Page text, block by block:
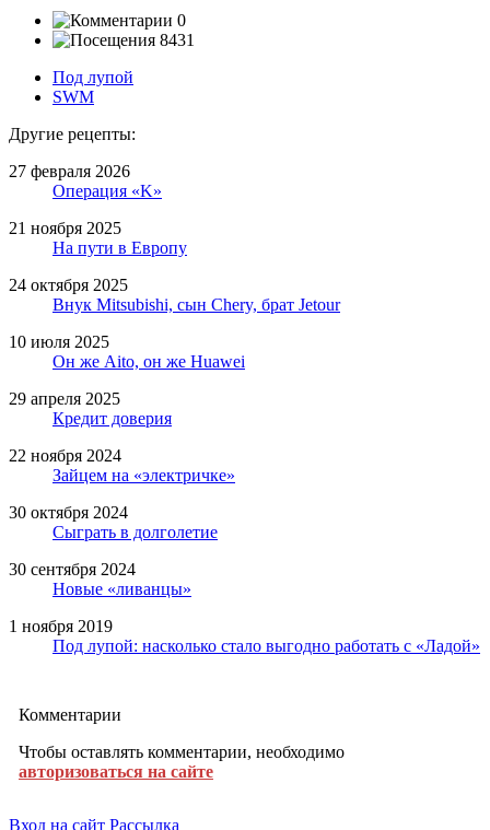
0
8431
Под лупой
SWM
Другие рецепты:
27 февраля 2026
Операция «K»
21 ноября 2025
На пути в Европу
24 октября 2025
Внук Mitsubishi, сын Chery, брат Jetour
10 июля 2025
Он же Aito, он же Huawei
29 апреля 2025
Кредит доверия
22 ноября 2024
Зайцем на «электричке»
30 октября 2024
Сыграть в долголетие
30 сентября 2024
Новые «ливанцы»
1 ноября 2019
Под лупой: насколько стало выгодно работать с «Ладой»
Комментарии
Чтобы оставлять комментарии, необходимо
авторизоваться на сайте
Вход на сайт Рассылка